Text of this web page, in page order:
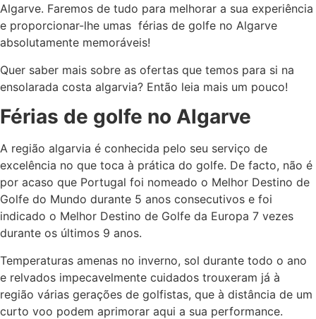
Algarve. Faremos de tudo para melhorar a sua experiência
e proporcionar-lhe umas férias de golfe no Algarve
absolutamente memoráveis!
Quer saber mais sobre as ofertas que temos para si na
ensolarada costa algarvia? Então leia mais um pouco!
Férias de golfe no Algarve
A região algarvia é conhecida pelo seu serviço de
excelência no que toca à prática do golfe. De facto, não é
por acaso que Portugal foi nomeado o Melhor Destino de
Golfe do Mundo durante 5 anos consecutivos e foi
indicado o Melhor Destino de Golfe da Europa 7 vezes
durante os últimos 9 anos.
Temperaturas amenas no inverno, sol durante todo o ano
e relvados impecavelmente cuidados trouxeram já à
região várias gerações de golfistas, que à distância de um
curto voo podem aprimorar aqui a sua performance.